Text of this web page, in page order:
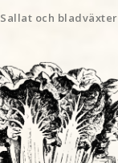
Sallat och bladväxter